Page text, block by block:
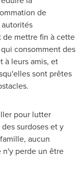
de
de mettre fin à cette
consomment des
à leurs amis, et
sont prêtes
pour lutter
surdoses et y
aucun
n'y perde un être